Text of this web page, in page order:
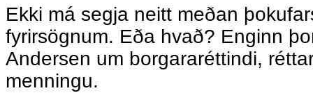
Ekki má segja neitt meðan
fyrirsögnum. Eða hvað? Enginn
Andersen um borgararéttindi,
menningu.